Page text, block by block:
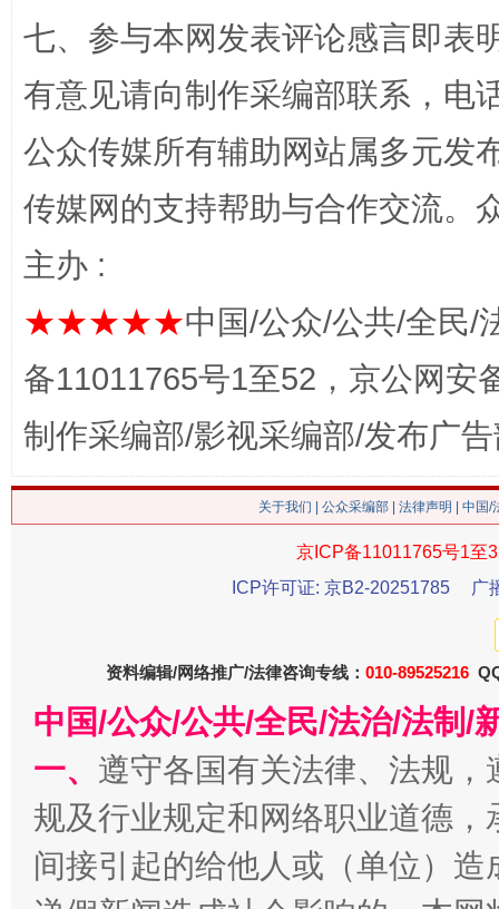
网上购药对药下症？
在谋一域中谋全局
今
七、参与本网发表评论感言即表
有意见请向制作采编部联系，电
公众传媒所有辅助网站属多元发
传媒网的支持帮助与合作交流。
主办 :
★★★★★中国/公众/公共/全民/
备11011765号1至52，京公网安
制作采编部/影视采编部/发布广
关于我们 公众采编部 法律声明 | 中国
京ICP备11011765号1至
ICP许可证: 京B2-20251785
广
资料编辑/网络推广/法律咨询专线： 010-89525216
中国/公众/公共/全民/法治/法制/
一、 遵守各国有关法律、法规
规及行业规定和网络职业道德
间接引起的给他人或（单位）